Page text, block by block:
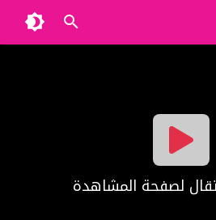
لصفحة المشاهدة